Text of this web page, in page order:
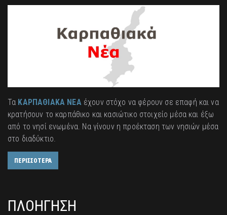
Τα ΚΑΡΠΑΘΙΑΚΑ ΝΕΑέχουν στόχο να φέρουν σε επαφή και να
κρατήσουν το καρπάθικο και κασιώτικο στοιχείο μέσα και έξω
από το νησί ενωμένα. Να γίνουν η προέκταση των νησιών μέσα
στο διαδύκτιο.
ΠΕΡΙΣΣΟΤΕΡΑ
ΠΛΟΗΓΗΣΗ